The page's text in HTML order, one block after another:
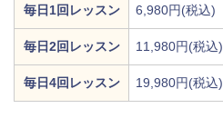
毎日1回レッスン 6,980円(税込)
毎日2回レッスン 11,980円(税込)
毎日4回レッスン 19,980円(税込)